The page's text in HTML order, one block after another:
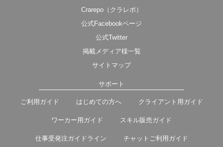
Crarepo（クラレポ）
公式Facebookページ
公式Twitter
掲載メディア様一覧
サイトマップ
サポート
ご利用ガイド はじめての方へ クライアント用ガイド
ワーカー用ガイド スキル販売ガイド
仕事受発注ガイドライン チャットご利用ガイド